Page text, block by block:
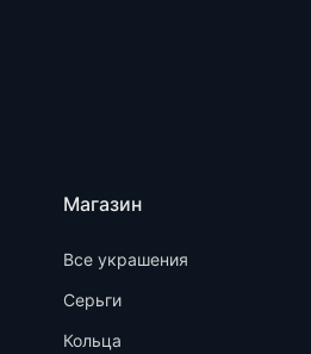
Магазин
Все украшения
Серьги
Кольца